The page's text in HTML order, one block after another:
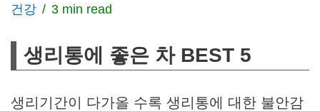
기
건강 3 min read
생리통에 좋은 차 BEST 5
생리기간이 다가올 수록 생리통에 대한 불안감